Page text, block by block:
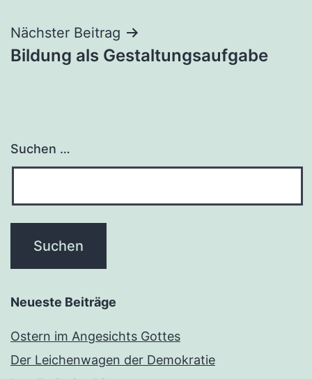
Nächster Beitrag
Bildung als Gestaltungsaufgabe
Suchen …
Neueste Beiträge
Ostern im Angesichts Gottes
Der Leichenwagen der Demokratie